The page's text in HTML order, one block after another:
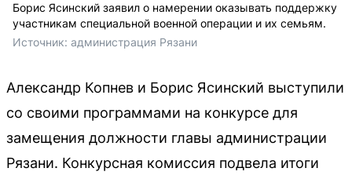
Борис Ясинский заявил о намерении оказывать поддержку
участникам специальной военной операции и их семьям.
Источник: администрация Рязани
Александр Копнев и Борис Ясинский выступили
со своими программами на конкурсе для
замещения должности главы администрации
Рязани. Конкурсная комиссия подвела итоги